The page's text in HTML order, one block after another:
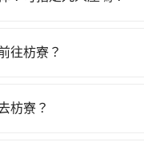
車像凌志Lexus、特
往枋寮？
僅16班次，如果行程
枋寮？